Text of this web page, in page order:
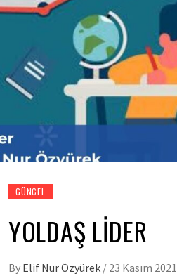
GÜNCEL
YOLDAŞ LIDER
By Elif Nur Özyürek / 23 Kasım 2021